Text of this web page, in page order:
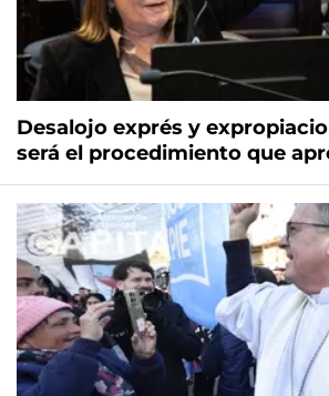
Desalojo exprés y
será el procedimiento que